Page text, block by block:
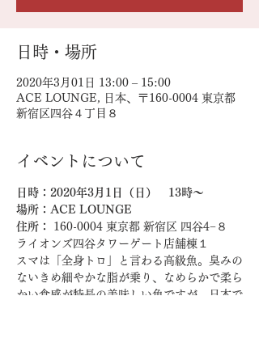
日時・場所
2020年3月01日 13:00 – 15:00
ACE LOUNGE, 日本、〒160-0004 東京都
新宿区四谷４丁目８
イベントについて
日時：2020年3月1日（日）　13時～
場所：ACE LOUNGE
住所：
160-0004 東京都 新宿区 四谷4−８
ライオンズ四谷タワーゲート店舗棟１
スマは「全身トロ」と言わる高級魚。臭みの
ないきめ細やかな脂が乗り、なめらかで柔ら
かい食感が特長の美味しい魚ですが、日本で